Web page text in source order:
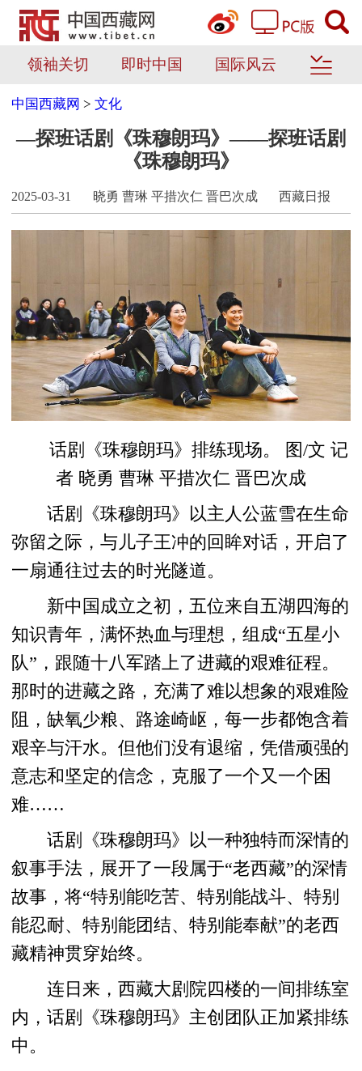
领袖关切 即时中国 国际风云
中国西藏网 >文化
—探班话剧《珠穆朗玛》——探班话剧
《珠穆朗玛》
2025-03-31 晓勇 曹琳 平措次仁 晋巴次成 西藏日报
话剧《珠穆朗玛》排练现场。 图/文 记
者 晓勇 曹琳 平措次仁 晋巴次成
话剧《珠穆朗玛》以主人公蓝雪在生命
弥留之际，与儿子王冲的回眸对话，开启了
一扇通往过去的时光隧道。
新中国成立之初，五位来自五湖四海的
知识青年，满怀热血与理想，组成“五星小
队”，跟随十八军踏上了进藏的艰难征程。
那时的进藏之路，充满了难以想象的艰难险
阻，缺氧少粮、路途崎岖，每一步都饱含着
艰辛与汗水。但他们没有退缩，凭借顽强的
意志和坚定的信念，克服了一个又一个困
难……
话剧《珠穆朗玛》以一种独特而深情的
叙事手法，展开了一段属于“老西藏”的深情
故事，将“特别能吃苦、特别能战斗、特别
能忍耐、特别能团结、特别能奉献”的老西
藏精神贯穿始终。
连日来，西藏大剧院四楼的一间排练室
内，话剧《珠穆朗玛》主创团队正加紧排练
中。